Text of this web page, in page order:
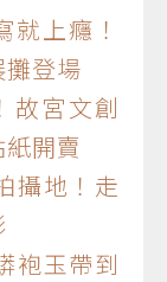
上癮！
登場
宮文創
開賣
攝地！走
袍玉帶到